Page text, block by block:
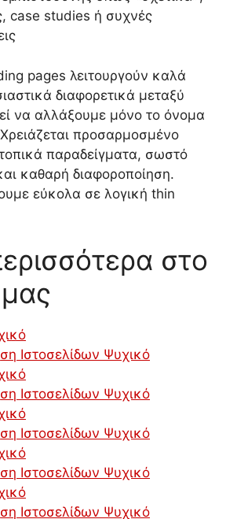
case studies ή συχνές
pages λειτουργούν καλά
διαφορετικά μεταξύ
να αλλάξουμε μόνο το όνομα
προσαρμοσμένο
παραδείγματα, σωστό
καθαρή διαφοροποίηση.
εύκολα σε λογική thin
στο
Ιστοσελίδων Ψυχικό
Ιστοσελίδων Ψυχικό
Ιστοσελίδων Ψυχικό
Ιστοσελίδων Ψυχικό
Ιστοσελίδων Ψυχικό